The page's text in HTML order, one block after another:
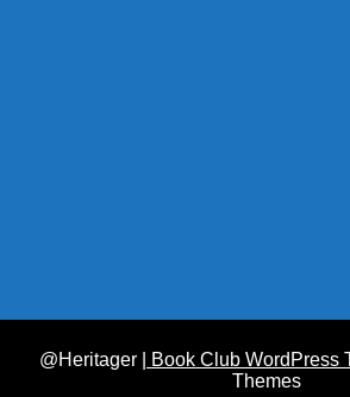
@Heritager | Book Club WordPress
Themes